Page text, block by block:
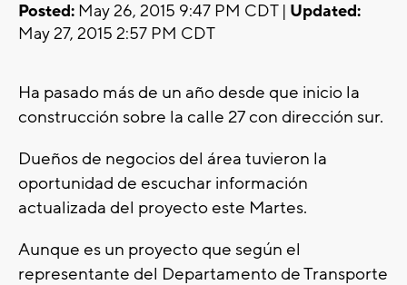
Posted: May 26, 2015 9:47 PM CDT | Updated:
May 27, 2015 2:57 PM CDT
Ha pasado más de un año desde que inicio la
construcción sobre la calle 27 con dirección sur.
Dueños de negocios del área tuvieron la
oportunidad de escuchar información
actualizada del proyecto este Martes.
Aunque es un proyecto que según el
representante del Departamento de Transporte